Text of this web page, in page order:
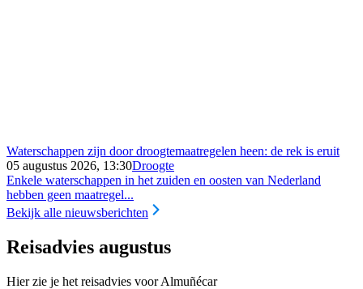
Waterschappen zijn door droogtemaatregelen heen: de rek is eruit
05 augustus 2026, 13:30Droogte
Enkele waterschappen in het zuiden en oosten van Nederland
hebben geen maatregel...
Bekijk alle nieuwsberichten
Reisadvies augustus
Hier zie je het reisadvies voor Almuñécar